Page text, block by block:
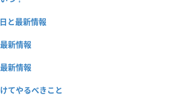
と最新情報
新情報
新情報
てやるべきこと